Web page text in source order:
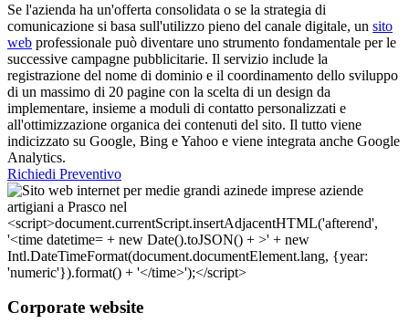
Se l'azienda ha un'offerta consolidata o se la strategia di
comunicazione si basa sull'utilizzo pieno del canale digitale, un sito
web professionale può diventare uno strumento fondamentale per le
successive campagne pubblicitarie. Il servizio include la
registrazione del nome di dominio e il coordinamento dello sviluppo
di un massimo di 20 pagine con la scelta di un design da
implementare, insieme a moduli di contatto personalizzati e
all'ottimizzazione organica dei contenuti del sito. Il tutto viene
indicizzato su Google, Bing e Yahoo e viene integrata anche Google
Analytics.
Richiedi Preventivo
Corporate website